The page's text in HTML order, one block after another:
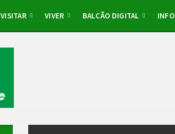
VISITAR VIVER BALCÃO DIGITAL